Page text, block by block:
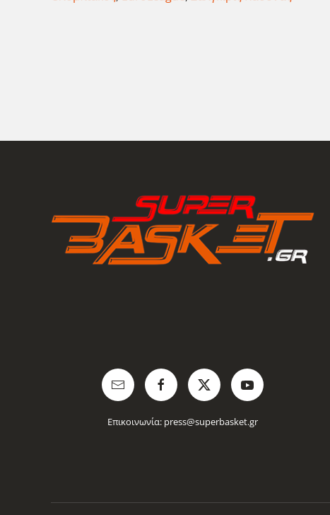
Επικοινωνία: press@superbasket.gr